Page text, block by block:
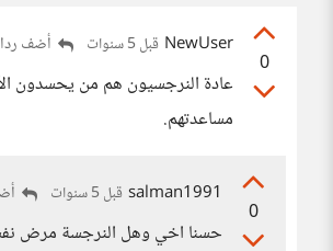
0
NewUser قبل 5 سنوات أضف ردا
عادة النرجسيون هم من يحسدون
مساعدتهم.
0
salman1991 قبل 5 سنوات
حسنا اخي وهل النرجسة مرض